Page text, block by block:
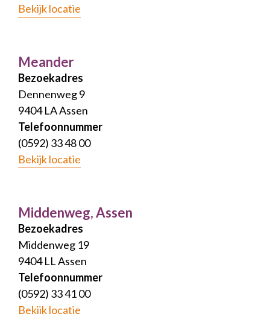
Bekijk locatie
Meander
Bezoekadres
Dennenweg 9
9404 LA Assen
Telefoonnummer
(0592) 33 48 00
Bekijk locatie
Middenweg, Assen
Bezoekadres
Middenweg 19
9404 LL Assen
Telefoonnummer
(0592) 33 41 00
Bekijk locatie